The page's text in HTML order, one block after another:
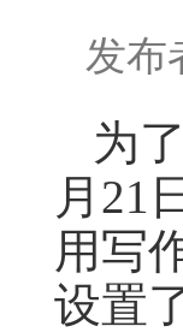
发布
为
月21
用写
设置